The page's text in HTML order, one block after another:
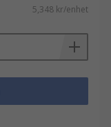
5,348 kr/enhet